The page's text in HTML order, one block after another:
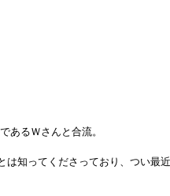
あるＷさんと合流。
知ってくださっており、つい最